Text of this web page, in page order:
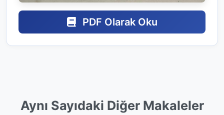
PDF Olarak Oku
Aynı Sayıdaki Diğer Makaleler